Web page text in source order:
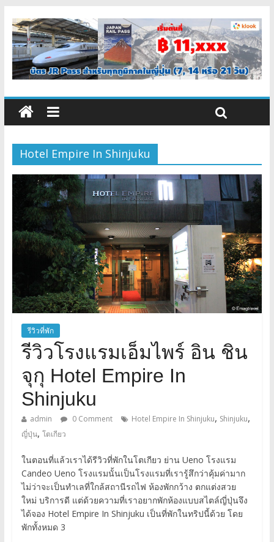
Hotel Empire In Shinjuku
รีวิวที่พัก
รีวิวโรงแรมเอ็มไพร์ อิน ชิน
จุกุ Hotel Empire In
Shinjuku
admin 0 Comment Hotel Empire In Shinjuku, Shinjuku,
ญี่ปุ่น, โตเกียว
ในตอนที่แล้วเราได้รีวิวที่พักในโตเกียว ย่าน Ueno โรงแรม
Candeo Ueno โรงแรมนั้นเป็นโรงแรมที่เรารู้สึกว่าคุ้มค่ามาก
ไม่ว่าจะเป็นทำเลที่ใกล้สถานีรถไฟ ห้องพักกว้าง ตกแต่งสวย
ใหม่ บริการดี แต่ด้วยความที่เราอยากพักห้องแบบสไตล์ญี่ปุ่นจึง
ได้จอง Hotel Empire In Shinjuku เป็นที่พักในทริปนี้ด้วย โดย
พักทั้งหมด 3